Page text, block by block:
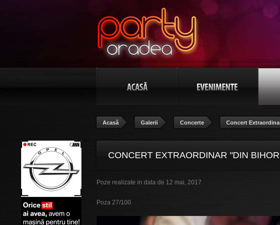
Acasă Galerii Concerte Concert
CONCERT EXTRAORDINAR "DIN
Poze realizate in data de 12 mai, 2017
Poza 27/100